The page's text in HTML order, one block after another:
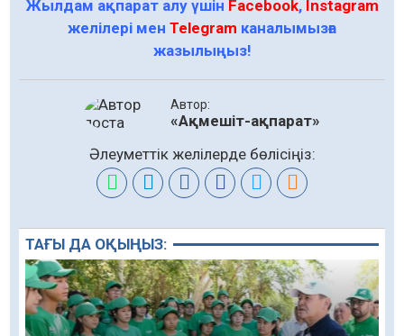
Жылдам ақпарат алу үшін Facebook, Instagram
желілері мен Telegram каналымызға
жазылыңыз!
Автор:
«Ақмешіт-ақпарат»
Әлеуметтік желілерде бөлісіңіз:
ТАҒЫ ДА ОҚЫҢЫЗ: